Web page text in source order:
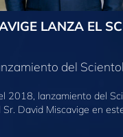
LANZA EL
del
2018, lanzamiento del
David Miscavige en